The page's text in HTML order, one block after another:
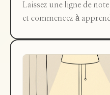
Laissez une ligne de note
et commencez à